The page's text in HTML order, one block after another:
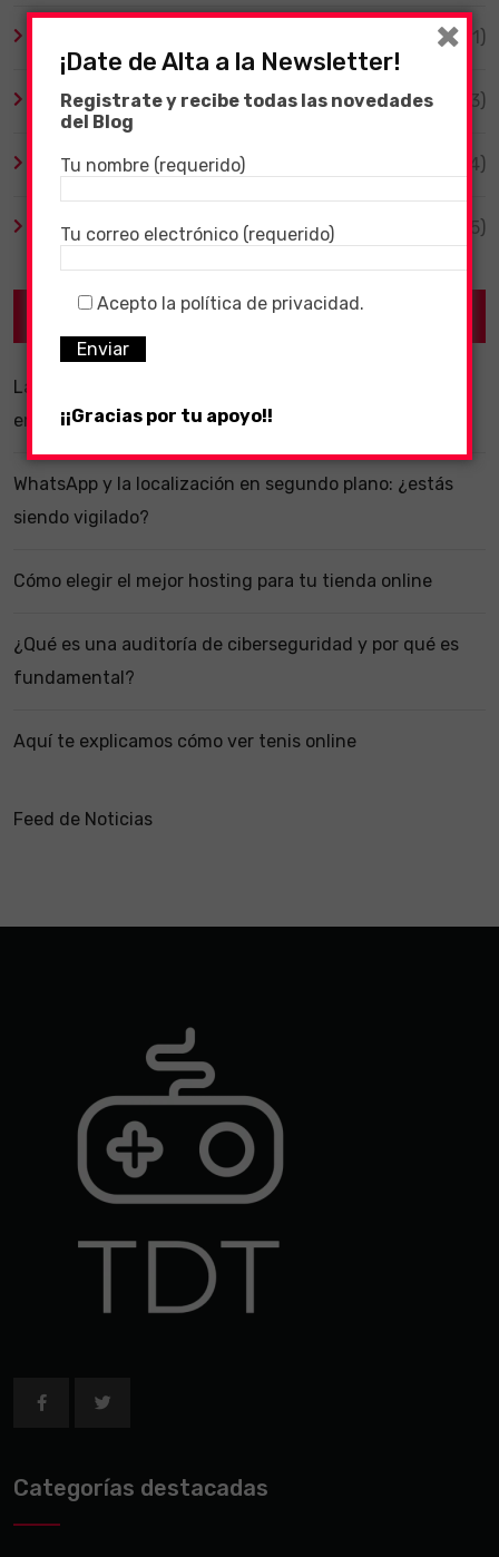
(1)
TV y Series (3)
Videojuegos (204)
Virales (55)
Recent Posts
La importancia de un software ERP dentro de una
empresa
WhatsApp y la localización en segundo plano: ¿estás
siendo vigilado?
Cómo elegir el mejor hosting para tu tienda online
¿Qué es una auditoría de ciberseguridad y por qué es
fundamental?
Aquí te explicamos cómo ver tenis online
Feed de Noticias
Categorías destacadas
¡Date de Alta a la Newsletter!
Registrate y recibe todas las novedades
del Blog
Tu nombre (requerido)
Tu correo electrónico (requerido)
Acepto la política de privacidad.
¡¡Gracias por tu apoyo!!
×